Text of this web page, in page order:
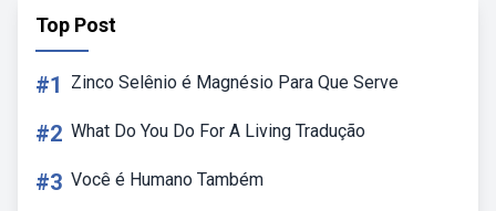
Top Post
#1 Zinco Selênio é Magnésio Para Que Serve
#2 What Do You Do For A Living Tradução
#3 Você é Humano Também